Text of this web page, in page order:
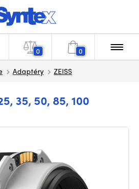
0 0
Adaptéry ZEISS
35, 50, 85, 100